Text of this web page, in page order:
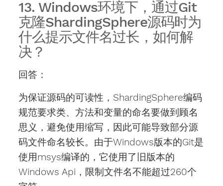
13. Windows环境下，通过Git
克隆ShardingSphere源码时为
什么提示文件名过长，如何解
决？
回答：
为保证源码的可读性，ShardingSphere编码
规范要求类、方法和变量的命名要做到顾名
思义，避免使用缩写，因此可能导致部分源
码文件命名较长。由于Windows版本的Git是
使用msys编译的，它使用了旧版本的
Windows Api，限制文件名不能超过260个